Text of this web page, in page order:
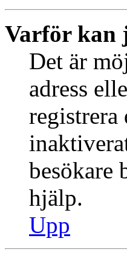
Varför kan
Det är
adress
registrera
besökare
hjälp.
Upp